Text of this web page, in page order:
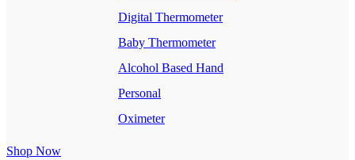
Digital Thermometer
Baby Thermometer
Alcohol Based Hand
Personal
Oximeter
Shop Now